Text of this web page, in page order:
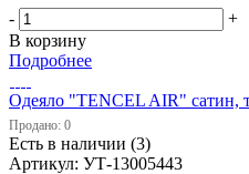
-
+
В корзину
Подробнее
Одеяло "TENCEL AIR" сатин,
Продано: 0
Есть в наличии (3)
Артикул: УТ-13005443